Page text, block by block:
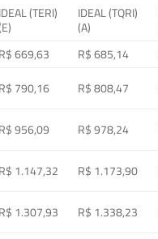
IDEAL (TERI)
IDEAL (TQRI)
(A)
R$ 669,63 R$ 685,14
R$ 790,16 R$ 808,47
R$ 956,09 R$ 978,24
R$ 1.147,32 R$ 1.173,90
R$ 1.307,93 R$ 1.338,23